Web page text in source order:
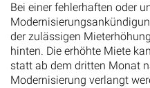
Bei einer fehlerhaften oder
der zulässigen
hinten. Die erhöhte Miete
statt ab dem dritten Monat
Modernisierung verlangt